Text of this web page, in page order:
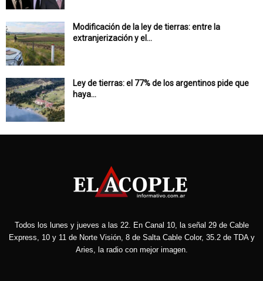
Modificación de la ley de tierras: entre la
extranjerización y el...
Ley de tierras: el 77% de los argentinos pide que
haya...
Todos los lunes y jueves a las 22. En Canal 10, la señal 29 de Cable
Express, 10 y 11 de Norte Visión, 8 de Salta Cable Color, 35.2 de TDA y
Aries, la radio con mejor imagen.